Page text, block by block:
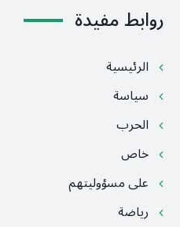
روابط مفيدة
الرئيسية
سياسة
الحرب
خاص
على مسؤوليتهم
رياضة